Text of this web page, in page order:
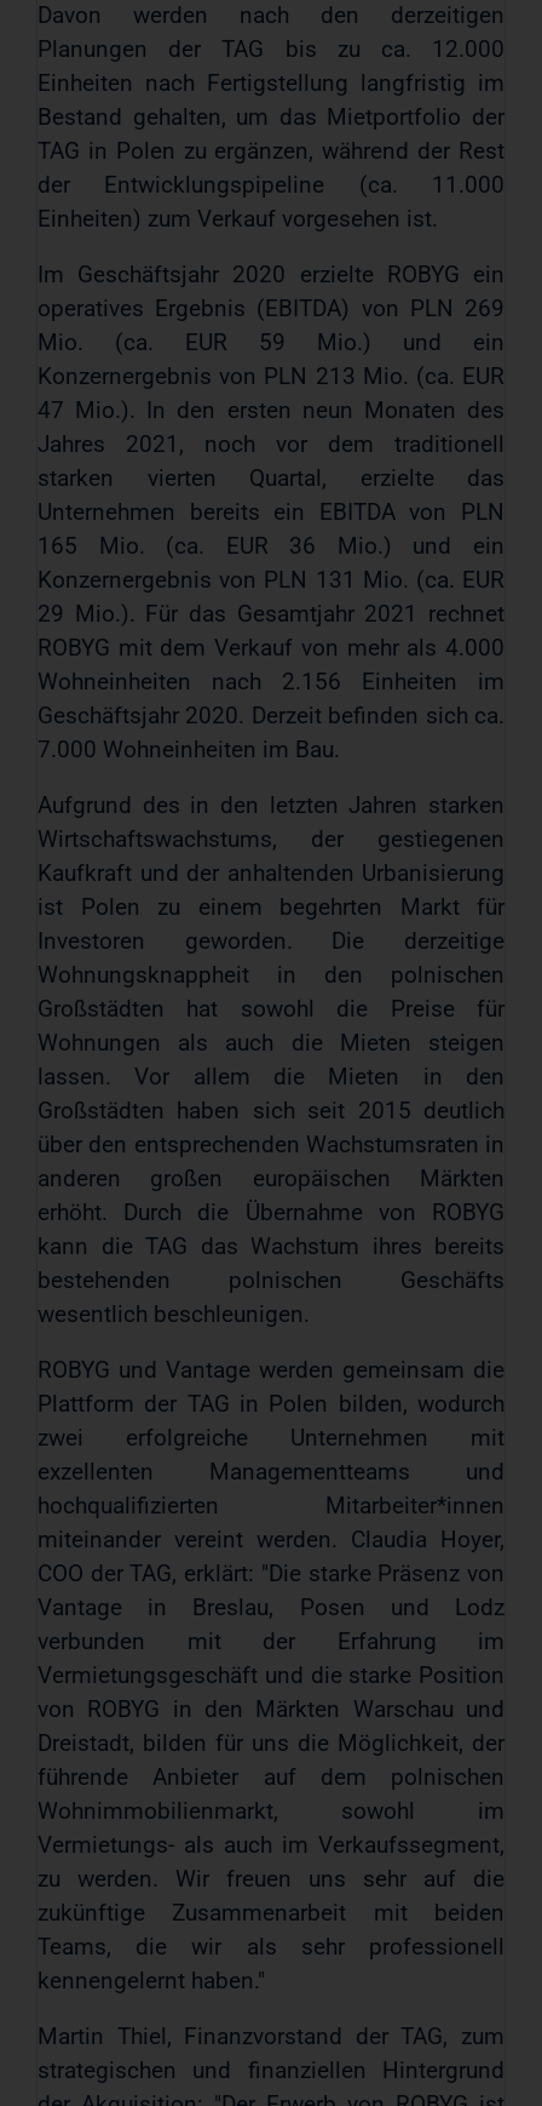
Davon werden nach den derzeitigen
Planungen der TAG bis zu ca. 12.000
Einheiten nach Fertigstellung langfristig im
Bestand gehalten, um das Mietportfolio der
TAG in Polen zu ergänzen, während der Rest
der Entwicklungspipeline (ca. 11.000
Einheiten) zum Verkauf vorgesehen ist.
Im Geschäftsjahr 2020 erzielte ROBYG ein
operatives Ergebnis (EBITDA) von PLN 269
Mio. (ca. EUR 59 Mio.) und ein
Konzernergebnis von PLN 213 Mio. (ca. EUR
47 Mio.). In den ersten neun Monaten des
Jahres 2021, noch vor dem traditionell
starken vierten Quartal, erzielte das
Unternehmen bereits ein EBITDA von PLN
165 Mio. (ca. EUR 36 Mio.) und ein
Konzernergebnis von PLN 131 Mio. (ca. EUR
29 Mio.). Für das Gesamtjahr 2021 rechnet
ROBYG mit dem Verkauf von mehr als 4.000
Wohneinheiten nach 2.156 Einheiten im
Geschäftsjahr 2020. Derzeit befinden sich ca.
7.000 Wohneinheiten im Bau.
Aufgrund des in den letzten Jahren starken
Wirtschaftswachstums, der gestiegenen
Kaufkraft und der anhaltenden Urbanisierung
ist Polen zu einem begehrten Markt für
Investoren geworden. Die derzeitige
Wohnungsknappheit in den polnischen
Großstädten hat sowohl die Preise für
Wohnungen als auch die Mieten steigen
lassen. Vor allem die Mieten in den
Großstädten haben sich seit 2015 deutlich
über den entsprechenden Wachstumsraten in
anderen großen europäischen Märkten
erhöht. Durch die Übernahme von ROBYG
kann die TAG das Wachstum ihres bereits
bestehenden polnischen Geschäfts
wesentlich beschleunigen.
ROBYG und Vantage werden gemeinsam die
Plattform der TAG in Polen bilden, wodurch
zwei erfolgreiche Unternehmen mit
exzellenten Managementteams und
hochqualifizierten Mitarbeiter*innen
miteinander vereint werden. Claudia Hoyer,
COO der TAG, erklärt: "Die starke Präsenz von
Vantage in Breslau, Posen und Lodz
verbunden mit der Erfahrung im
Vermietungsgeschäft und die starke Position
von ROBYG in den Märkten Warschau und
Dreistadt, bilden für uns die Möglichkeit, der
führende Anbieter auf dem polnischen
Wohnimmobilienmarkt, sowohl im
Vermietungs- als auch im Verkaufssegment,
zu werden. Wir freuen uns sehr auf die
zukünftige Zusammenarbeit mit beiden
Teams, die wir als sehr professionell
kennengelernt haben."
Martin Thiel, Finanzvorstand der TAG, zum
strategischen und finanziellen Hintergrund